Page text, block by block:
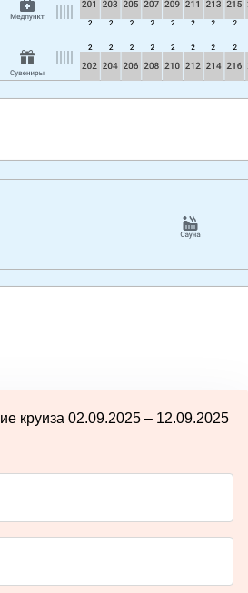
круиза 02.09.2025 – 12.09.2025